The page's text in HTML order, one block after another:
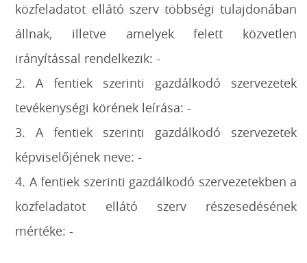
közfeladatot ellátó szerv többségi tulajdonában
állnak, illetve amelyek felett közvetlen
irányítással rendelkezik: -
2. A fentiek szerinti gazdálkodó szervezetek
tevékenységi körének leírása: -
3. A fentiek szerinti gazdálkodó szervezetek
képviselőjének neve: -
4. A fentiek szerinti gazdálkodó szervezetekben a
közfeladatot ellátó szerv részesedésének
mértéke: -